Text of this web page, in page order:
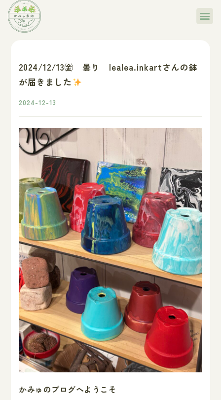
2024/12/13㈮ 曇り lealea.inkartさんの鉢
が届きました
2024-12-13
かみゅのブログへようこそ